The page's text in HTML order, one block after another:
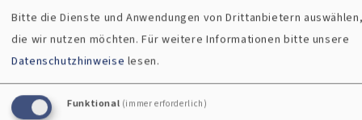
In dieser Ausgabe ist zu lesen von:
Veranstaltungen der Gruppen & Kreise
Weihnachtszeit
Bitte die Dienste und Anwendungen von Drittanbietern
die wir nutzen möchten.Für weitere Informationen bitte unsere
Datenschutzhinweise lesen.
Funktional (immer erforderlich)